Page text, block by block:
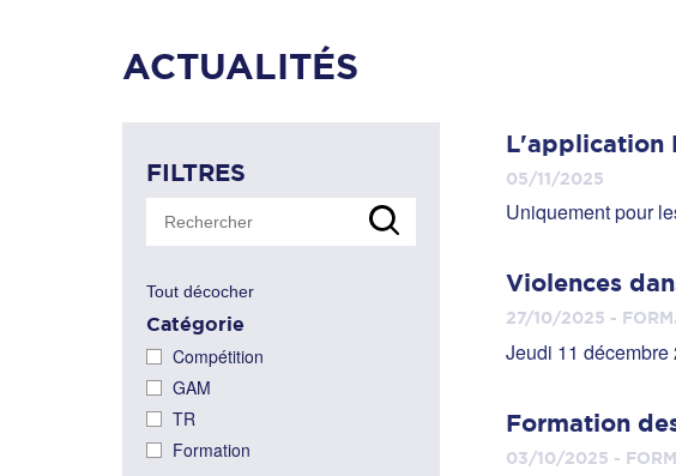
ACTUALITÉS
FILTRES
Tout décocher
Catégorie
Compétition
GAM
TR
Formation
L'application
05/11/2025
Uniquement pour
Violences
27/10/2025 -
Jeudi 11
Formation
03/10/2025 -